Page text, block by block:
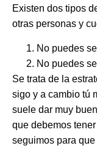
Existen dos tipos
otras personas y
No puedes
No puedes
Se trata de la
sigo y a cambio tú
suele dar muy
que debemos
seguimos para